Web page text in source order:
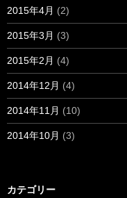
2015年4月 (2)
2015年3月 (3)
2015年2月 (4)
2014年12月 (4)
2014年11月 (10)
2014年10月 (3)
カテゴリー